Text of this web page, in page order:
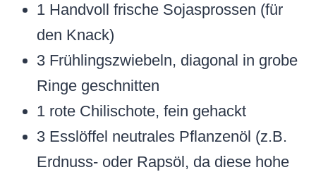
1 Handvoll frische Sojasprossen (für
den Knack)
3 Frühlingszwiebeln, diagonal in grobe
Ringe geschnitten
1 rote Chilischote, fein gehackt
3 Esslöffel neutrales Pflanzenöl (z.B.
Erdnuss- oder Rapsöl, da diese hohe